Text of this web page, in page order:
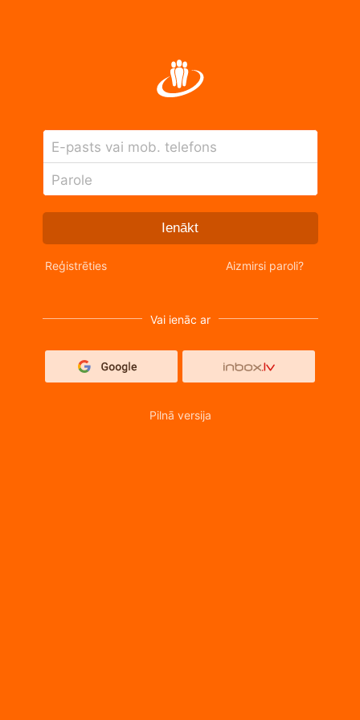
E-pasts vai mob. telefons
Parole
Ienākt
Reģistrēties Aizmirsi paroli?
Vai ienāc ar
Pilnā versija